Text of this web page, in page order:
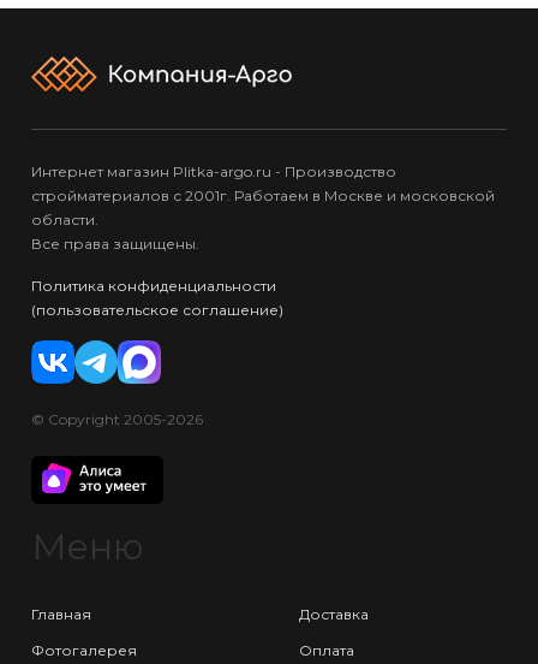
Интернет магазин Plitka-argo.ru - Производство
стройматериалов с 2001г. Работаем в Москве и московской
области.
Все права защищены.
Политика конфиденциальности
(пользовательское соглашение)
© Copyright 2005-2026
Меню
Главная
Фотогалерея
Доставка
Оплата